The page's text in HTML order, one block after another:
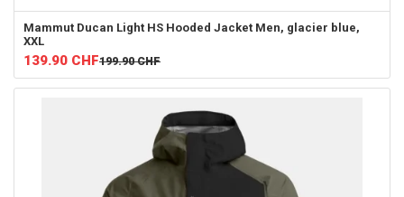
Mammut Ducan Light HS Hooded Jacket Men, glacier blue,
XXL
139.90 CHF199.90 CHF